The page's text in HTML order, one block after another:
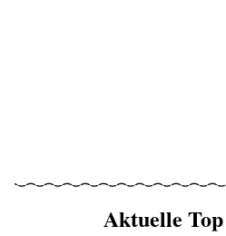
Aktuelle